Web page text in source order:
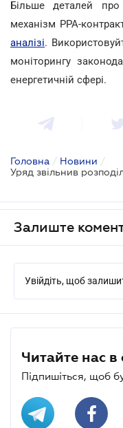
Більше деталей
механізм PPA-
аналізі.
моніторингу
енергетичній сфері.
Головна / Новини /
Залиште
Увійдіть, щоб
Читайте нас
Підпишіться, щоб